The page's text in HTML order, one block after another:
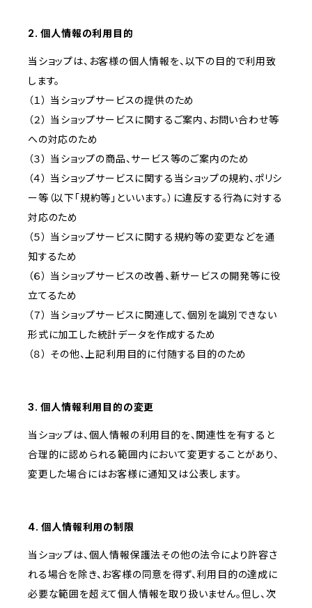
2. 個人情報の利用目的
当ショップは、お客様の個人情報を、以下の目的で利用致
します。
（１） 当ショップサービスの提供のため
（２） 当ショップサービスに関するご案内、お問い合わせ等
への対応のため
（３） 当ショップの商品、サービス等のご案内のため
（４） 当ショップサービスに関する当ショップの規約、ポリシ
ー等（以下「規約等」といいます。）に違反する行為に対する
対応のため
（５） 当ショップサービスに関する規約等の変更などを通
知するため
（６） 当ショップサービスの改善、新サービスの開発等に役
立てるため
（７） 当ショップサービスに関連して、個別を識別できない
形式に加工した統計データを作成するため
（８） その他、上記利用目的に付随する目的のため
3. 個人情報利用目的の変更
当ショップは、個人情報の利用目的を、関連性を有すると
合理的に認められる範囲内において変更することがあり、
変更した場合にはお客様に通知又は公表します。
4. 個人情報利用の制限
当ショップは、個人情報保護法その他の法令により許容さ
れる場合を除き、お客様の同意を得ず、利用目的の達成に
必要な範囲を超えて個人情報を取り扱いません。但し、次